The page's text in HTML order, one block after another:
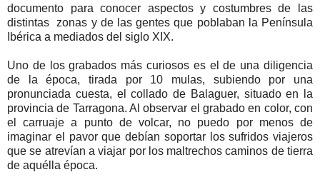
documento para conocer aspectos y costumbres de las
distintas zonas y de las gentes que poblaban la Península
Ibérica a mediados del siglo XIX.
Uno de los grabados más curiosos es el de una diligencia
de la época, tirada por 10 mulas, subiendo por una
pronunciada cuesta, el collado de Balaguer, situado en la
provincia de Tarragona. Al observar el grabado en color, con
el carruaje a punto de volcar, no puedo por menos de
imaginar el pavor que debían soportar los sufridos viajeros
que se atrevían a viajar por los maltrechos caminos de tierra
de aquélla época.